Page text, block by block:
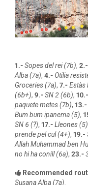
1.- Sopes del rei (7b), 2.-
Alba (7a), 4.- Otilia
Groceries (7a), 7.- Estàs
(6b+), 9.- SN 2 (6b), 10.-
paquete metes (7b), 13.-
Bum bum ipanema (5),
SN 6 (?), 17.- Lleones (5)
prende pel cul (4+), 19.-
Allah Muhammad ben
no hi ha conill (6a), 23.-
Recommended
Susana Alba (7a).